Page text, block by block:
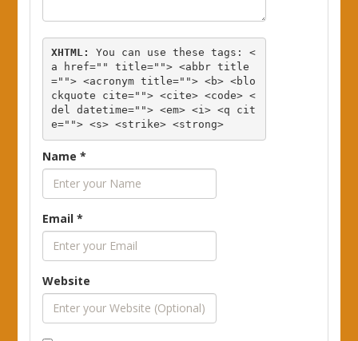
XHTML: You can use these tags: <
a href="" title=""> <abbr title
=""> <acronym title=""> <b> <blo
ckquote cite=""> <cite> <code> <
del datetime=""> <em> <i> <q cit
e=""> <s> <strike> <strong>
Name*
Email*
Website